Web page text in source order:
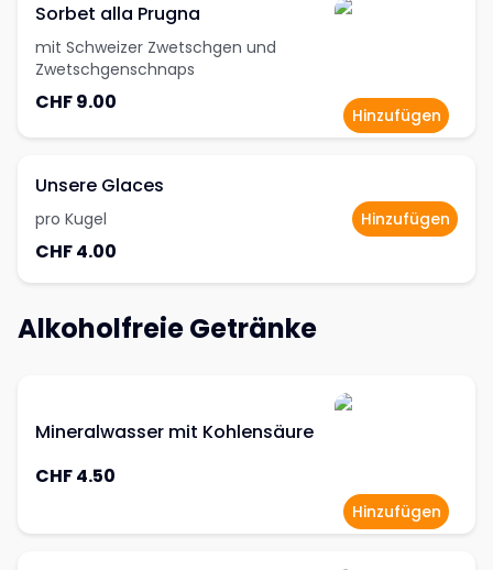
Sorbet alla Prugna
mit Schweizer Zwetschgen und
Zwetschgenschnaps
CHF 9.00
Hinzufügen
Unsere Glaces
pro Kugel
CHF 4.00
Hinzufügen
Alkoholfreie Getränke
Mineralwasser mit Kohlensäure
CHF 4.50
Hinzufügen